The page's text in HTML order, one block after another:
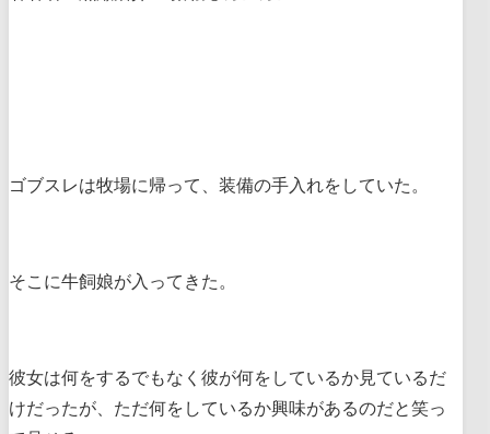
ゴブスレは牧場に帰って、装備の手入れをしていた。
そこに牛飼娘が入ってきた。
彼女は何をするでもなく彼が何をしているか見ているだ
けだったが、ただ何をしているか興味があるのだと笑っ